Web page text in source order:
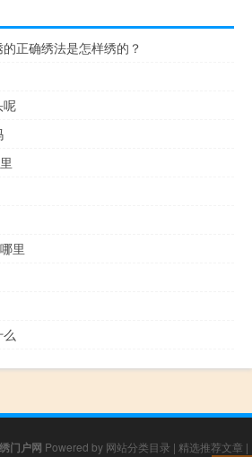
正确绣法是怎样绣的？
呢
里
门户网 Powered by 网站分类目录 | 精选推荐文章 |